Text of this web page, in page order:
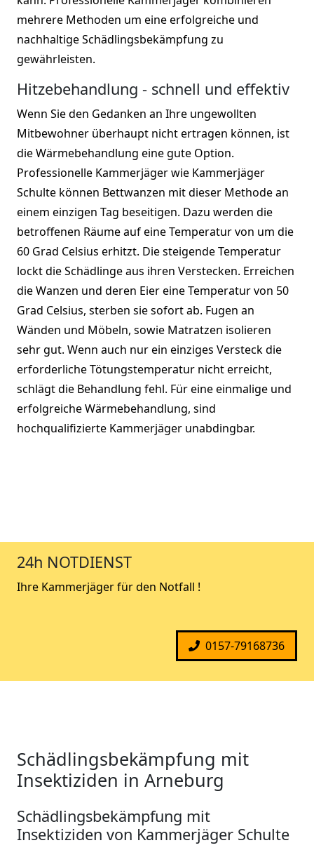
mehrere Methoden um eine erfolgreiche und
nachhaltige Schädlingsbekämpfung zu
gewährleisten.
Hitzebehandlung - schnell und effektiv
Wenn Sie den Gedanken an Ihre ungewollten
Mitbewohner überhaupt nicht ertragen können, ist
die Wärmebehandlung eine gute Option.
Professionelle Kammerjäger wie Kammerjäger
Schulte können Bettwanzen mit dieser Methode an
einem einzigen Tag beseitigen. Dazu werden die
betroffenen Räume auf eine Temperatur von um die
60 Grad Celsius erhitzt. Die steigende Temperatur
lockt die Schädlinge aus ihren Verstecken. Erreichen
die Wanzen und deren Eier eine Temperatur von 50
Grad Celsius, sterben sie sofort ab. Fugen an
Wänden und Möbeln, sowie Matratzen isolieren
sehr gut. Wenn auch nur ein einziges Versteck die
erforderliche Tötungstemperatur nicht erreicht,
schlägt die Behandlung fehl. Für eine einmalige und
erfolgreiche Wärmebehandlung, sind
hochqualifizierte Kammerjäger unabdingbar.
24h NOTDIENST
Ihre Kammerjäger für den Notfall !
0157-79168736
Schädlingsbekämpfung mit
Insektiziden in Arneburg
Schädlingsbekämpfung mit
Insektiziden von Kammerjäger Schulte